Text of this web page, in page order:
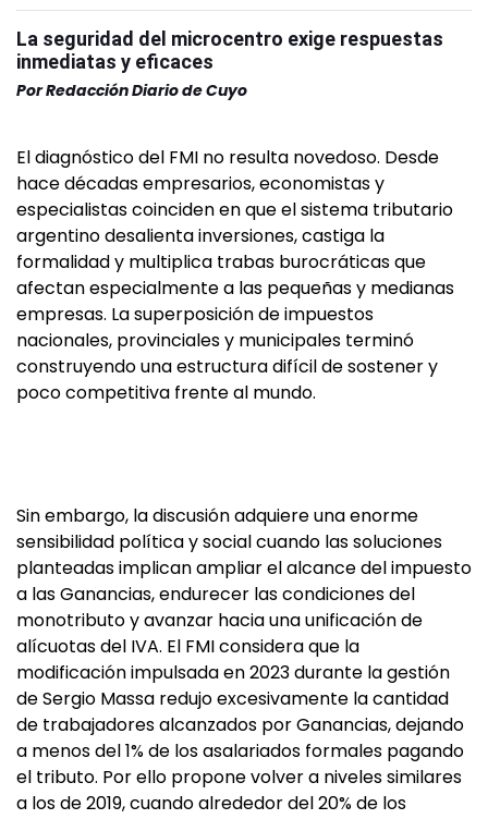
La seguridad del microcentro exige respuestas
inmediatas y eficaces
PorRedacción Diario de Cuyo
El diagnóstico del FMI no resulta novedoso. Desde
hace décadas empresarios, economistas y
especialistas coinciden en que el sistema tributario
argentino desalienta inversiones, castiga la
formalidad y multiplica trabas burocráticas que
afectan especialmente a las pequeñas y medianas
empresas. La superposición de impuestos
nacionales, provinciales y municipales terminó
construyendo una estructura difícil de sostener y
poco competitiva frente al mundo.
Sin embargo, la discusión adquiere una enorme
sensibilidad política y social cuando las soluciones
planteadas implican ampliar el alcance del impuesto
a las Ganancias, endurecer las condiciones del
monotributo y avanzar hacia una unificación de
alícuotas del IVA. El FMI considera que la
modificación impulsada en 2023 durante la gestión
de Sergio Massa redujo excesivamente la cantidad
de trabajadores alcanzados por Ganancias, dejando
a menos del 1% de los asalariados formales pagando
el tributo. Por ello propone volver a niveles similares
a los de 2019, cuando alrededor del 20% de los